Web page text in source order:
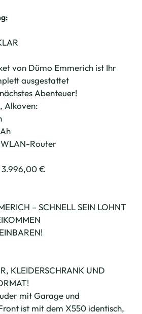
von Dümo Emmerich ist Ihr
ausgestattet
Abenteuer!
Alkoven:
Router
3.996,00 €
– SCHNELL SEIN LOHNT
KLEIDERSCHRANK UND
mit Garage und
ist mit dem X550 identisch,